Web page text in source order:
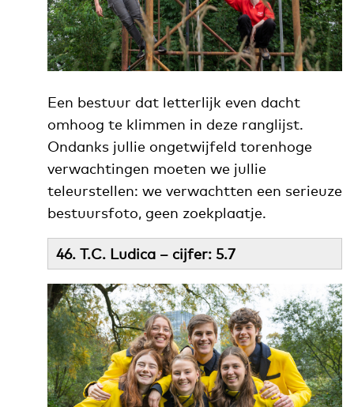
Een bestuur dat letterlijk even dacht
omhoog te klimmen in deze ranglijst.
Ondanks jullie ongetwijfeld torenhoge
verwachtingen moeten we jullie
teleurstellen: we verwachtten een serieuze
bestuursfoto, geen zoekplaatje.
46. T.C. Ludica – cijfer: 5.7